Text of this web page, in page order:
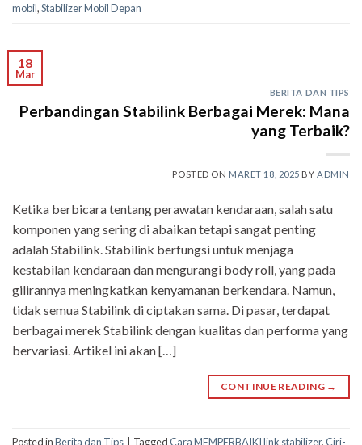
mobil,Stabilizer Mobil Depan
18
Mar
BERITA DAN TIPS
Perbandingan Stabilink Berbagai Merek: Mana
yang Terbaik?
POSTED ON MARET 18, 2025 BY ADMIN
Ketika berbicara tentang perawatan kendaraan, salah satu
komponen yang sering di abaikan tetapi sangat penting
adalah Stabilink. Stabilink berfungsi untuk menjaga
kestabilan kendaraan dan mengurangi body roll, yang pada
gilirannya meningkatkan kenyamanan berkendara. Namun,
tidak semua Stabilink di ciptakan sama. Di pasar, terdapat
berbagai merek Stabilink dengan kualitas dan performa yang
bervariasi. Artikel ini akan […]
CONTINUE READING →
Posted inBerita dan Tips TaggedCara MEMPERBAIKI link stabilizer,Ciri-